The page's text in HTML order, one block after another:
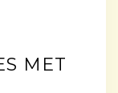
MET